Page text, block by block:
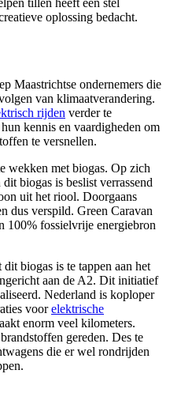
tillen heeft een stel
oplossing bedacht.
Maastrichtse ondernemers die
van klimaatverandering.
rijden verder te
kennis en vaardigheden om
te versnellen.
wekken met biogas. Op zich
biogas is beslist verrassend
uit het riool. Doorgaans
dus verspild. Green Caravan
100% fossielvrije energiebron
biogas is te tappen aan het
aan de A2. Dit initiatief
Nederland is koploper
voorelektrische
enorm veel kilometers.
gereden. Des te
die er wel rondrijden